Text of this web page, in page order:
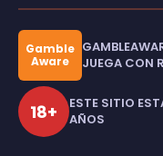
Gamble
Aware
JUEGA CON
18+
ESTE SITIO
AÑOS